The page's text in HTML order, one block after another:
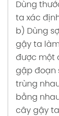
Dùng
ta xác
b) Dùng
gậy ta
được một
gập đoạn
trùng
bằng
cây gậy